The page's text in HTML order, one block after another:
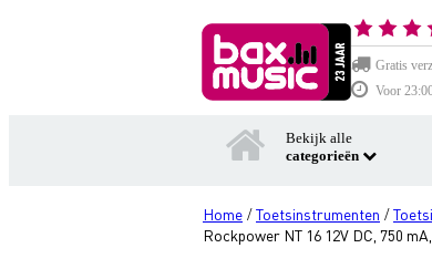
Gratis
Voor
Bekijk alle
categorieën
Home /Toetsinstrumenten /
Rockpower NT 16 12V DC, 750